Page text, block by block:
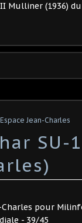
Mulliner (1936)
Jean-Charles
SU-
pour
- 39/45